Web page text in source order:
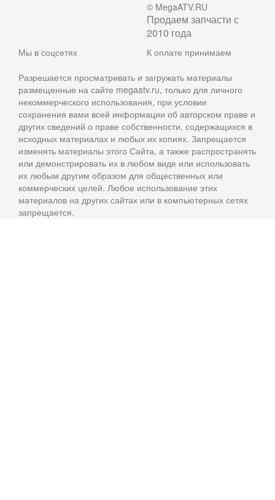
© MegaATV.RU
Продаем запчасти с
2010 года
Мы в соцсетях К оплате принимаем
Разрешается просматривать и загружать материалы
размещенные на сайте megaatv.ru, только для личного
некоммерческого использования, при условии
сохранения вами всей информации об авторском праве и
других сведений о праве собственности, содержащихся в
исходных материалах и любых их копиях. Запрещается
изменять материалы этого Сайта, а также распространять
или демонстрировать их в любом виде или использовать
их любым другим образом для общественных или
коммерческих целей. Любое использование этих
материалов на других сайтах или в компьютерных сетях
запрещается.